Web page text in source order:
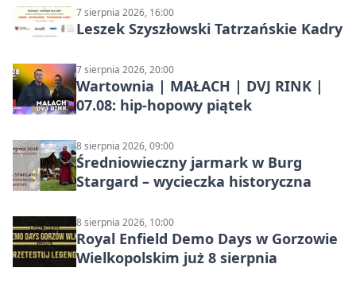
7 sierpnia 2026, 16:00
Leszek Szyszłowski Tatrzańskie Kadry
7 sierpnia 2026, 20:00
Wartownia | MAŁACH | DVJ RINK |
07.08: hip-hopowy piątek
8 sierpnia 2026, 09:00
Średniowieczny jarmark w Burg
Stargard – wycieczka historyczna
8 sierpnia 2026, 10:00
Royal Enfield Demo Days w Gorzowie
Wielkopolskim już 8 sierpnia